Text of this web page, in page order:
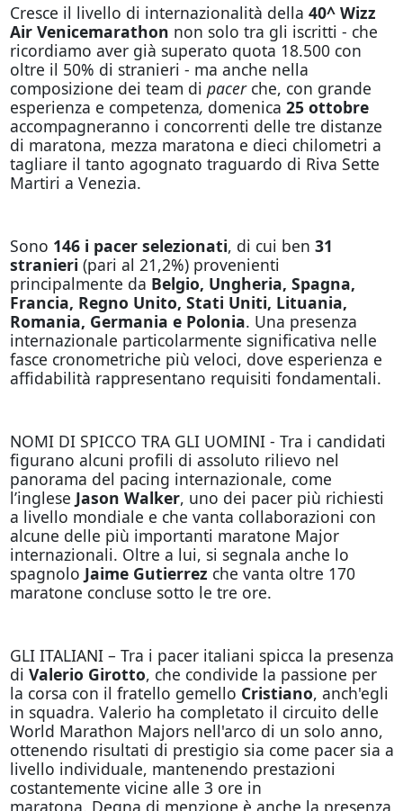
Cresce il livello di internazionalità della 40^ Wizz
Air Venicemarathon non solo tra gli iscritti - che
ricordiamo aver già superato quota 18.500 con
oltre il 50% di stranieri - ma anche nella
composizione dei team di pacer che, con grande
esperienza e competenza, domenica 25 ottobre
accompagneranno i concorrenti delle tre distanze
di maratona, mezza maratona e dieci chilometri a
tagliare il tanto agognato traguardo di Riva Sette
Martiri a Venezia.
Sono 146 i pacer selezionati, di cui ben 31
stranieri (pari al 21,2%) provenienti
principalmente da Belgio, Ungheria, Spagna,
Francia, Regno Unito, Stati Uniti, Lituania,
Romania, Germania e Polonia. Una presenza
internazionale particolarmente significativa nelle
fasce cronometriche più veloci, dove esperienza e
affidabilità rappresentano requisiti fondamentali.
NOMI DI SPICCO TRA GLI UOMINI - Tra i candidati
figurano alcuni profili di assoluto rilievo nel
panorama del pacing internazionale, come
l’inglese Jason Walker, uno dei pacer più richiesti
a livello mondiale e che vanta collaborazioni con
alcune delle più importanti maratone Major
internazionali. Oltre a lui, si segnala anche lo
spagnolo Jaime Gutierrez che vanta oltre 170
maratone concluse sotto le tre ore.
GLI ITALIANI – Tra i pacer italiani spicca la presenza
di Valerio Girotto, che condivide la passione per
la corsa con il fratello gemello Cristiano, anch'egli
in squadra. Valerio ha completato il circuito delle
World Marathon Majors nell'arco di un solo anno,
ottenendo risultati di prestigio sia come pacer sia a
livello individuale, mantenendo prestazioni
costantemente vicine alle 3 ore in
maratona. Degna di menzione è anche la presenza